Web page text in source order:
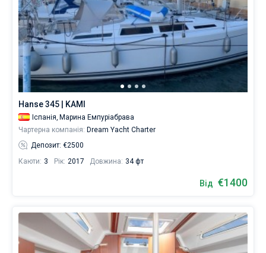
Hanse 345 | KAMI
Іспанія, Марина Емпуріабрава
Чартерна компанія: Dream Yacht Charter
Депозит: €2500
Каюти: 3 Рік: 2017 Довжина: 34 фт
Від €1400